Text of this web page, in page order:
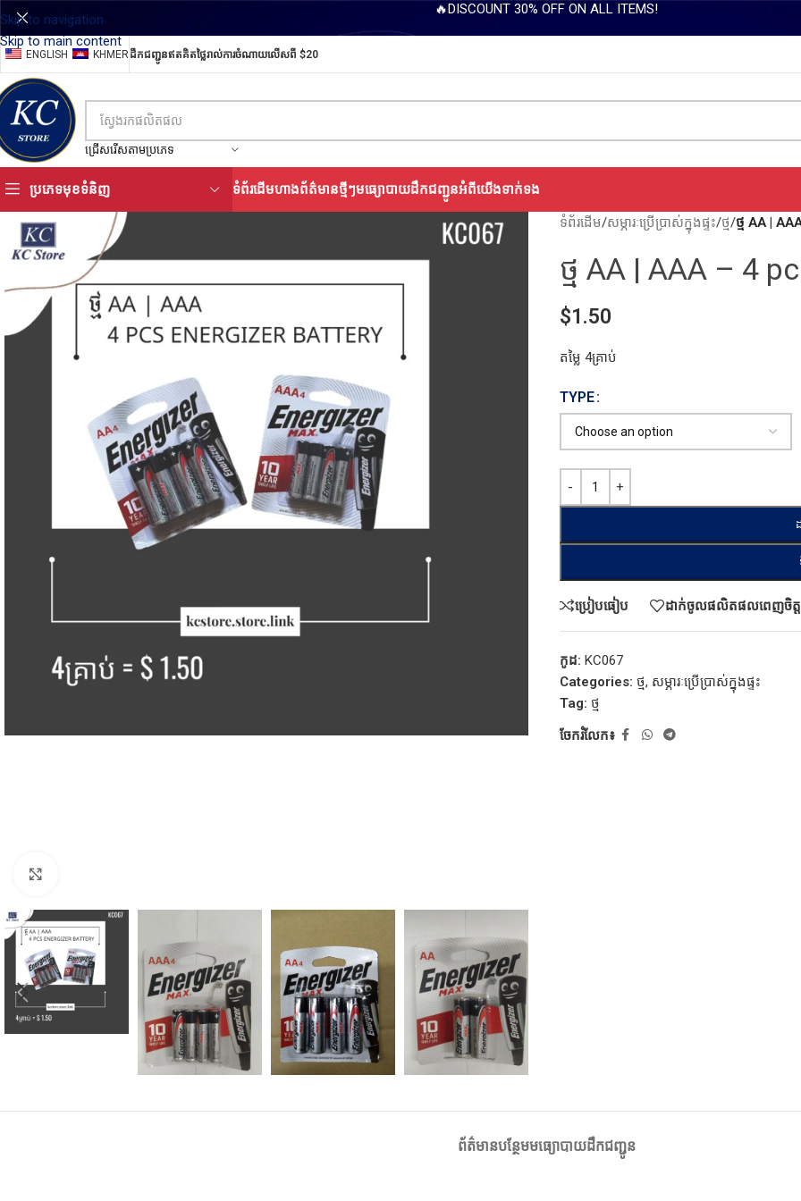
Skip to navigation
Skip to main content
🔥DISCOUNT 30% OFF ON ALL ITEMS!
ENGLISH KHMER ដឹកជញ្ជូនឥតគិតថ្លៃរាល់ការចំណាយលើសពី $20
ជ្រើសរើសតាមប្រភេទ
ប្រភេទមុខទំនិញ ទំព័រដើមហាងព័ត៌មានថ្មីៗមធ្យោបាយដឹកជញ្ជូនអំពីយើងទាក់ទង
ទំព័រដើម/សម្ភារៈប្រើប្រាស់ក្នុងផ្ទះ/ថ្ម/ថ្ម AA |
ថ្ម AA | AAA – 4
$1.50
តម្លៃ 4គ្រាប់
TYPE
ប្រៀបធៀប ដាក់ចូលផលិតផលពេញចិត្ត
កូដ: KC067
Categories: ថ្ម, សម្ភារៈប្រើប្រាស់ក្នុងផ្ទះ
Tag: ថ្ម
ចែករំលែក៖
ព័ត៌មានបន្ថែមមធ្យោបាយដឹកជញ្ជូន